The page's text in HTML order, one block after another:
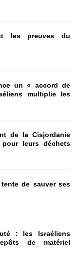
les preuves du
un « accord de
multiplie les
de la Cisjordanie
pour leurs déchets
de sauver ses
: les Israéliens
de matériel